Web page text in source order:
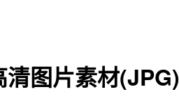
图片素材(JPG)